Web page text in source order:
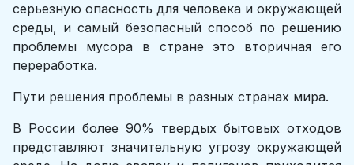
серьезную опасность для человека и окружающей
среды, и самый безопасный способ по решению
проблемы мусора в стране это вторичная его
переработка.
Пути решения проблемы в разных странах мира.
В России более 90% твердых бытовых отходов
представляют значительную угрозу окружающей